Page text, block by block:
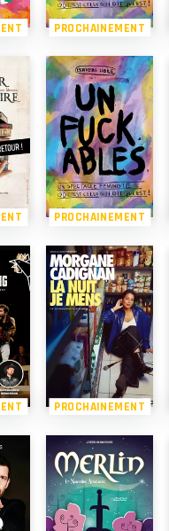
PROCHAINEMENT
PROCHAINEMENT
PROCHAINEMENT